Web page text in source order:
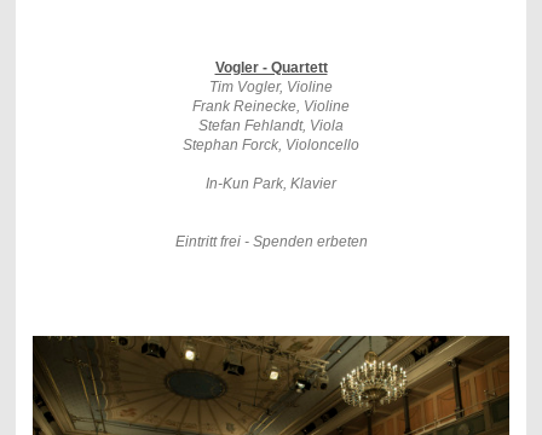
Vogler - Quartett
Tim Vogler, Violine
Frank Reinecke, Violine
Stefan Fehlandt, Viola
Stephan Forck, Violoncello
In-Kun Park, Klavier
Eintritt frei - Spenden erbeten